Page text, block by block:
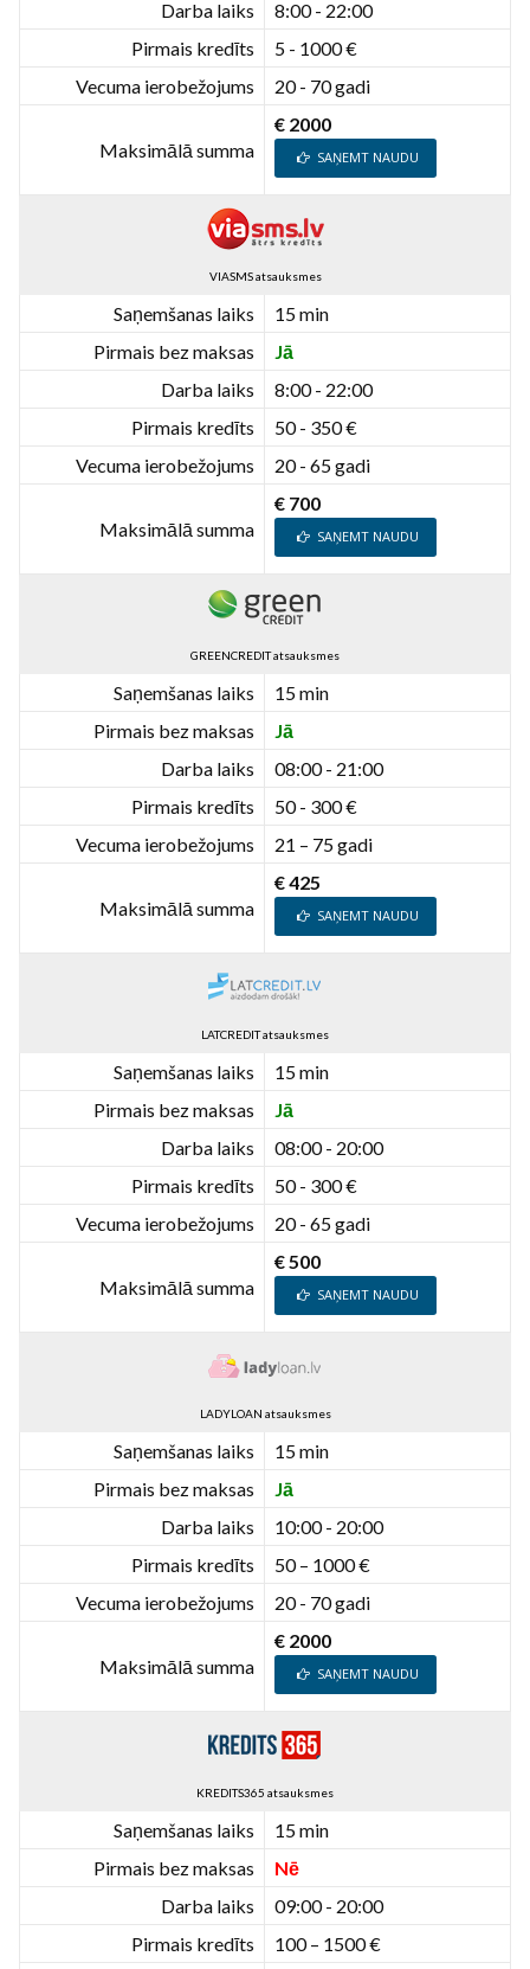
Darba laiks
8:00 - 22:00
Pirmais kredīts
5 - 1000 €
Vecuma ierobežojums
20 - 70 gadi
Maksimālā summa
€ 2000
SAŅEMT NAUDU
VIASMS atsauksmes
Saņemšanas laiks
15 min
Pirmais bez maksas
Jā
Darba laiks
8:00 - 22:00
Pirmais kredīts
50 - 350 €
Vecuma ierobežojums
20 - 65 gadi
Maksimālā summa
€ 700
SAŅEMT NAUDU
GREENCREDIT atsauksmes
Saņemšanas laiks
15 min
Pirmais bez maksas
Jā
Darba laiks
08:00 - 21:00
Pirmais kredīts
50 - 300 €
Vecuma ierobežojums
21 – 75 gadi
Maksimālā summa
€ 425
SAŅEMT NAUDU
LATCREDIT atsauksmes
Saņemšanas laiks
15 min
Pirmais bez maksas
Jā
Darba laiks
08:00 - 20:00
Pirmais kredīts
50 - 300 €
Vecuma ierobežojums
20 - 65 gadi
Maksimālā summa
€ 500
SAŅEMT NAUDU
LADYLOAN atsauksmes
Saņemšanas laiks
15 min
Pirmais bez maksas
Jā
Darba laiks
10:00 - 20:00
Pirmais kredīts
50 – 1000 €
Vecuma ierobežojums
20 - 70 gadi
Maksimālā summa
€ 2000
SAŅEMT NAUDU
KREDITS365 atsauksmes
Saņemšanas laiks
15 min
Pirmais bez maksas
Nē
Darba laiks
09:00 - 20:00
Pirmais kredīts
100 – 1500 €